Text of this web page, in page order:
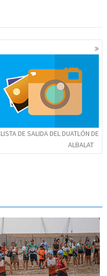
LISTA DE SALIDA DEL DUATLÓN DE
ALBALAT